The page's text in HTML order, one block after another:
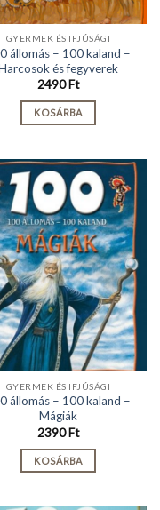
GYERMEK ÉS IFJÚSÁGI
állomás – 100 kaland –
és fegyverek
2490Ft
KOSÁRBA
GYERMEK ÉS IFJÚSÁGI
állomás – 100 kaland –
Mágiák
2390Ft
KOSÁRBA